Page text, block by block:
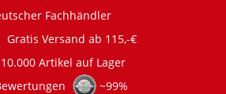
Fachhändler
Gratis Versand ab 115,-€
Artikel auf Lager
~99%